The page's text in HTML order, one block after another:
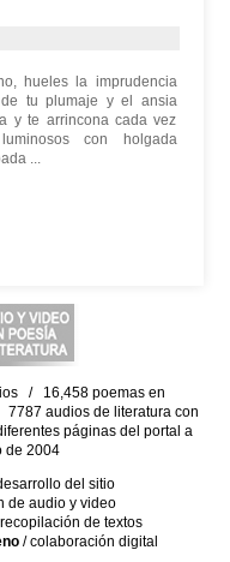
hueles la imprudencia
tu plumaje y el ansia
y te arrincona cada vez
con holgada
...
/ 16,458 poemas en
audios de literatura con
páginas del portal a
de 2004
del sitio
de audio y video
de textos
/ colaboración digital